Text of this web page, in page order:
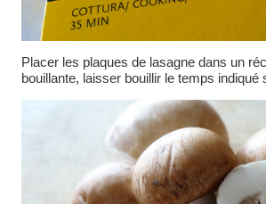
Placer les plaques de lasagne dans un
bouillante, laisser bouillir le temps indiqué